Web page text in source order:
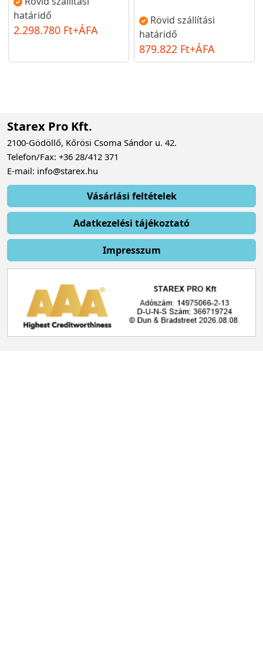
határidő
2.298.780 Ft+ÁFA
Rövid szállítási
határidő
879.822 Ft+ÁFA
Starex Pro Kft.
2100-Gödöllő, Kőrösi Csoma Sándor u. 42.
Telefon/Fax: +36 28/412 371
E-mail: info@starex.hu
Vásárlási feltételek
Adatkezelési tájékoztató
Impresszum